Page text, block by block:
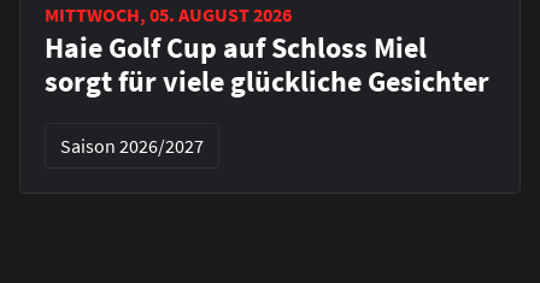
MITTWOCH, 05. AUGUST 2026
Haie Golf Cup auf Schloss Miel
sorgt für viele glückliche Gesichter
Saison 2026/2027